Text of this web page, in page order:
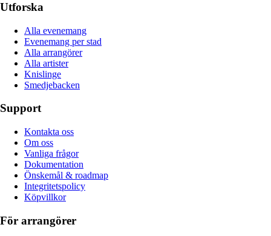
Utforska
Alla evenemang
Evenemang per stad
Alla arrangörer
Alla artister
Knislinge
Smedjebacken
Support
Kontakta oss
Om oss
Vanliga frågor
Dokumentation
Önskemål & roadmap
Integritetspolicy
Köpvillkor
För arrangörer